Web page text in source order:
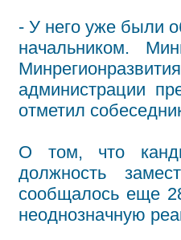
- У него уже были
начальником.
администрации
отметил
О том, что
должность
сообщалось еще
неоднозначную